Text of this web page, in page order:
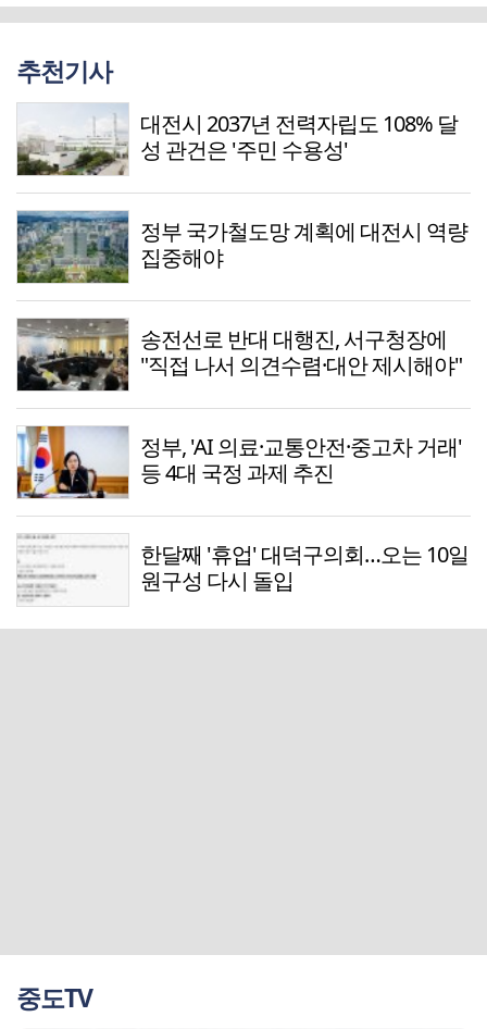
추천기사
대전시 2037년 전력자립도 108% 달
성 관건은 '주민 수용성'
정부 국가철도망 계획에 대전시 역량
집중해야
송전선로 반대 대행진, 서구청장에
"직접 나서 의견수렴·대안 제시해야"
정부, 'AI 의료·교통안전·중고차 거래'
등 4대 국정 과제 추진
한달째 '휴업' 대덕구의회…오는 10일
원구성 다시 돌입
중도TV